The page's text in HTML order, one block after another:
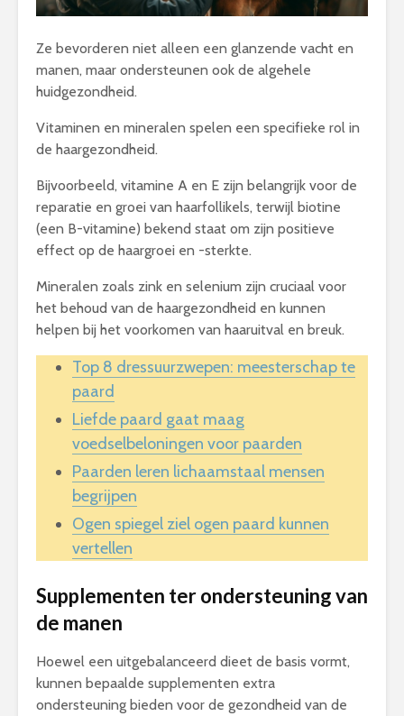
Ze bevorderen niet alleen een glanzende vacht en
manen, maar ondersteunen ook de algehele
huidgezondheid.
Vitaminen en mineralen spelen een specifieke rol in
de haargezondheid.
Bijvoorbeeld, vitamine A en E zijn belangrijk voor de
reparatie en groei van haarfollikels, terwijl biotine
(een B-vitamine) bekend staat om zijn positieve
effect op de haargroei en -sterkte.
Mineralen zoals zink en selenium zijn cruciaal voor
het behoud van de haargezondheid en kunnen
helpen bij het voorkomen van haaruitval en breuk.
Top 8 dressuurzwepen: meesterschap te
paard
Liefde paard gaat maag
voedselbeloningen voor paarden
Paarden leren lichaamstaal mensen
begrijpen
Ogen spiegel ziel ogen paard kunnen
vertellen
Supplementen ter ondersteuning van
de manen
Hoewel een uitgebalanceerd dieet de basis vormt,
kunnen bepaalde supplementen extra
ondersteuning bieden voor de gezondheid van de